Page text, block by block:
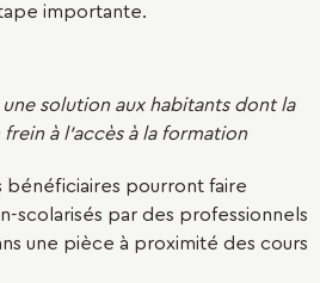
importante.
une solution aux habitants dont la
à l’accès à la formation
bénéficiaires pourront faire
scolarisés par des professionnels
une pièce à proximité des cours